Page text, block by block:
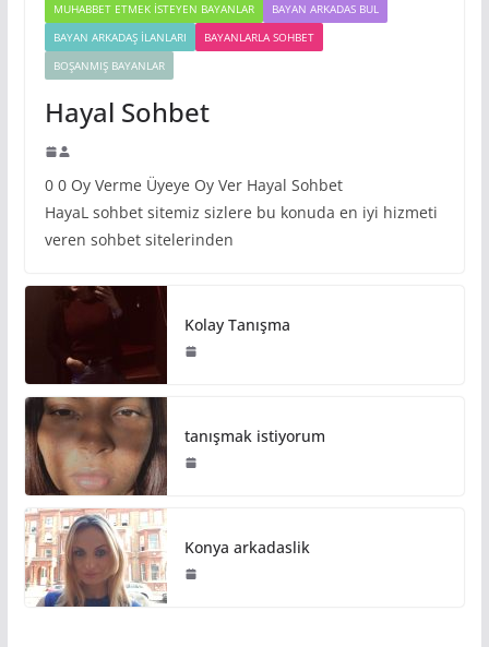
MUHABBET ETMEK İSTEYEN BAYANLAR
BAYAN ARKADAS BUL
BAYAN ARKADAŞ İLANLARI
BAYANLARLA SOHBET
BOŞANMIŞ BAYANLAR
Hayal Sohbet
0 0 Oy Verme Üyeye Oy Ver Hayal Sohbet
HayaL sohbet sitemiz sizlere bu konuda en iyi hizmeti
veren sohbet sitelerinden
Kolay Tanışma
tanışmak istiyorum
Konya arkadaslik